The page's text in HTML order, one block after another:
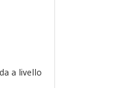
a livello